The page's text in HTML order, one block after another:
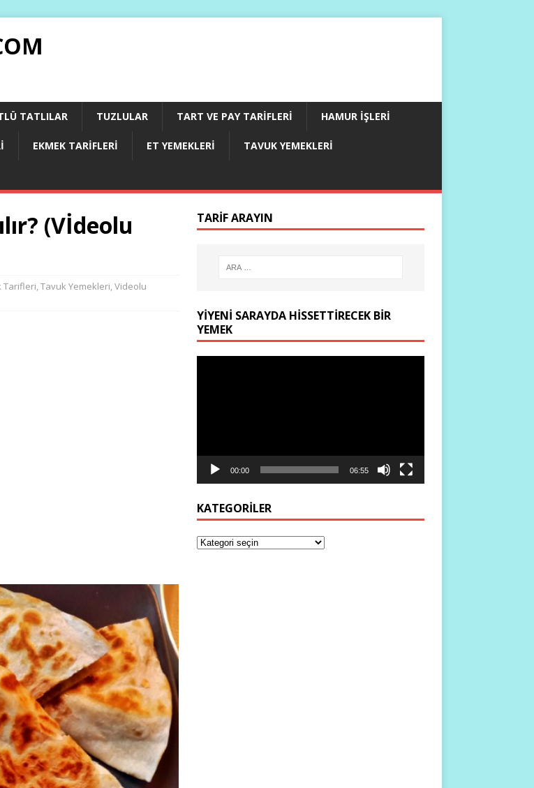
TATLILAR TUZLULAR TART VE PAY TARIFLERI HAMUR İŞLERI
EKMEK TARIFLERI ET YEMEKLERI TAVUK YEMEKLERI
(Vİdeolu
Tarifleri,Tavuk Yemekleri,Videolu
TARIF ARAYIN
YIYENI SARAYDA HISSETTIRECEK BIR
YEMEK
00:00 06:55
KATEGORILER